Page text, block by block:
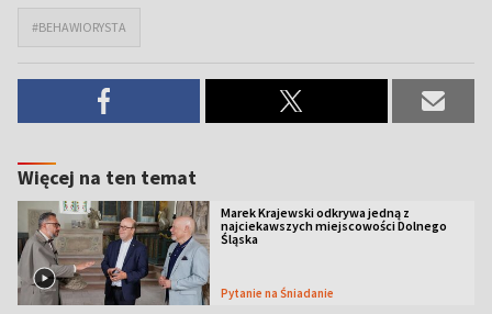
#BEHAWIORYSTA
Więcej na ten temat
Marek Krajewski odkrywa jedną z
najciekawszych miejscowości Dolnego
Śląska
Pytanie na Śniadanie